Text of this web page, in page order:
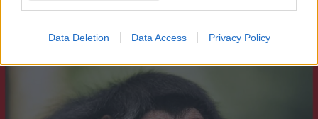
Data Deletion Data Access Privacy Policy